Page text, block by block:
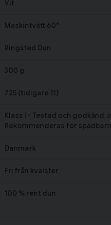
Vit
Maskintvätt 60°
Ringsted Dun
300 g
725 (tidigare 11)
Klass I - Testad och godkänd,
Rekommenderas för spädbarn
Danmark
Fri från kvalster
100 % rent dun